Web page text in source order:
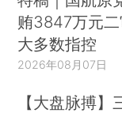
贿3847万元
大多数指控
2026年08月07日
【大盘脉搏